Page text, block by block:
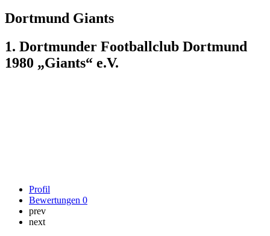
Dortmund Giants
1. Dortmunder Footballclub Dortmund
1980 „Giants“ e.V.
Profil
Bewertungen 0
prev
next